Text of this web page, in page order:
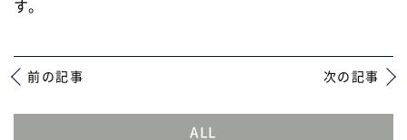
す。
前の記事 次の記事
ALL